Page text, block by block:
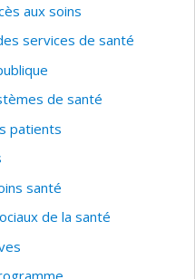
éthiques à mettre en
leur autonomisation. Ses
une démarche
aux soins
services de santé
de santé
patients
santé
de la santé